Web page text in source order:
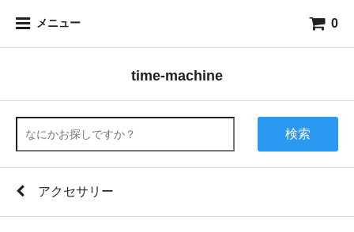
メニュー 0
time-machine
検索
アクセサリー